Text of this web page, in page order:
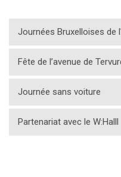
Journées Bruxelloises de
Fête de l’avenue de
Journée sans voiture
Partenariat avec le W:Halll